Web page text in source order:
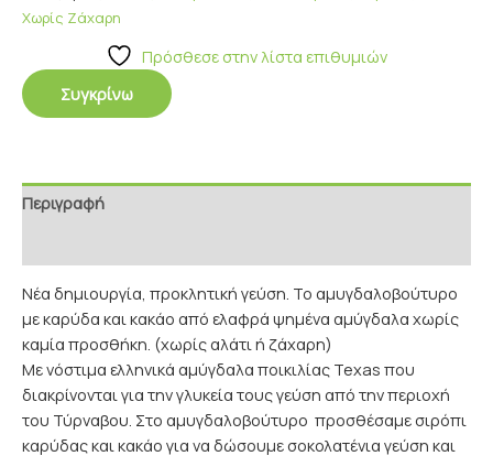
Χωρίς Ζάχαρη
Πρόσθεσε στην λίστα επιθυμιών
Συγκρίνω
Περιγραφή
Νέα δημιουργία, προκλητική γεύση. Το αμυγδαλοβούτυρο
με καρύδα και κακάο από ελαφρά ψημένα αμύγδαλα χωρίς
καμία προσθήκη. (χωρίς αλάτι ή ζάχαρη)
Με νόστιμα ελληνικά αμύγδαλα ποικιλίας Texas που
διακρίνονται για την γλυκεία τους γεύση από την περιοχή
του Τύρναβου. Στο αμυγδαλοβούτυρο προσθέσαμε σιρόπι
καρύδας και κακάο για να δώσουμε σοκολατένια γεύση και